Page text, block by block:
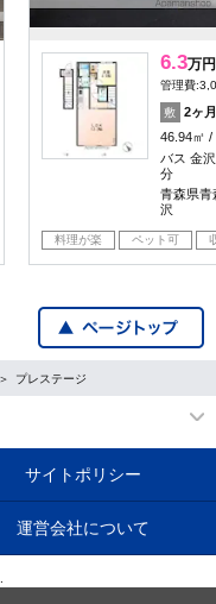
6.3万円
管理費
敷
2ヶ月
46.94㎡
バス 金
分
青森県青
沢
料理が楽 ペット可
プレステージ
サイトポリシー
運営会社について